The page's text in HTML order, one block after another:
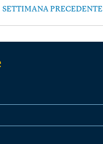
SETTIMANA PRECEDENTE